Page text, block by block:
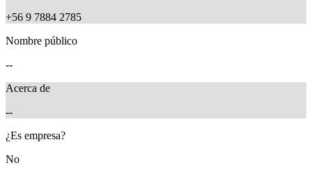
+56 9 7884 2785
Nombre público
--
Acerca de
--
¿Es empresa?
No